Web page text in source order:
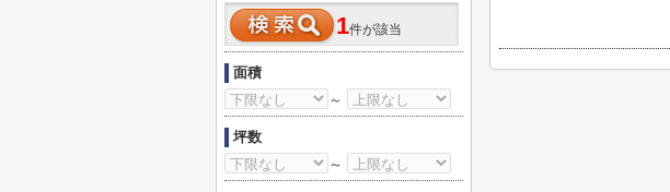
1件が該当
面積
～
坪数
～